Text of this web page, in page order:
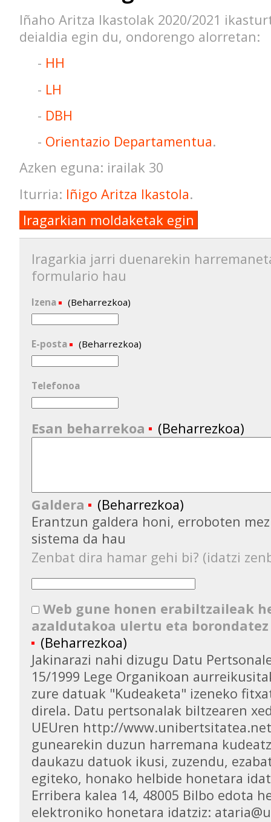
Iñaho Aritza Ikastolak 2020/2021
deialdia egin du, ondorengo alorretan:
- HH
- LH
- DBH
- Orientazio Departamentua.
Azken eguna: irailak 30
Iturria: Iñigo Aritza Ikastola.
Iragarkian moldaketak egin
Iragarkia jarri duenarekin
formulario hau
Izena (Beharrezkoa)
E-posta (Beharrezkoa)
Telefonoa
Esan beharrekoa (Beharrezkoa)
Galdera
(Beharrezkoa)
Erantzun galdera honi, erroboten
sistema da hau
Zenbat dira hamar gehi bi? (idatzi
Web gune honen erabiltzaileak
azaldutakoa ulertu eta
(Beharrezkoa)
Jakinarazi nahi dizugu Datu
15/1999 Lege Organikoan
zure datuak "Kudeaketa" izeneko
direla. Datu pertsonalak biltzearen
UEUren http://
gunearekin duzun harremana
daukazu datuok ikusi, zuzendu,
egiteko, honako helbide honetara
Erribera kalea 14, 48005 Bilbo edota
elektroniko honetara idatziz: